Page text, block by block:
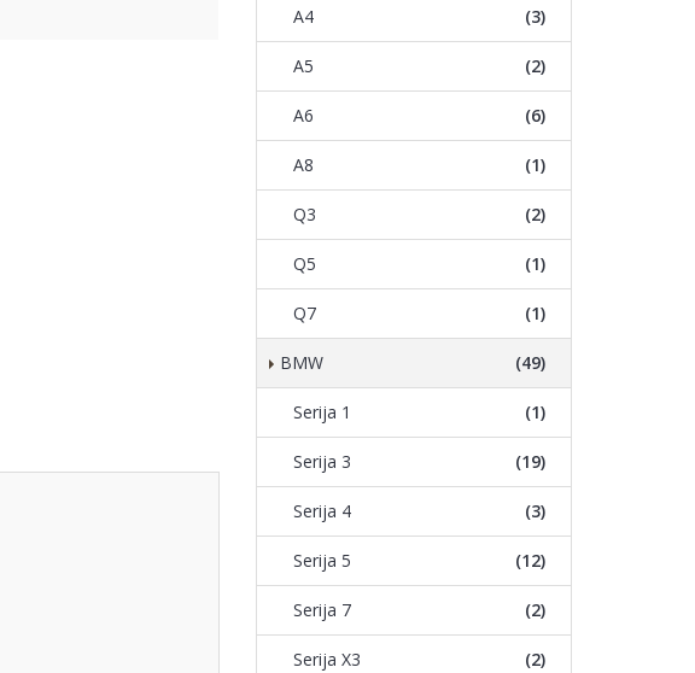
A4 (3)
A5 (2)
A6 (6)
A8 (1)
Q3 (2)
Q5 (1)
Q7 (1)
BMW (49)
Serija 1 (1)
Serija 3 (19)
Serija 4 (3)
Serija 5 (12)
Serija 7 (2)
Serija X3 (2)